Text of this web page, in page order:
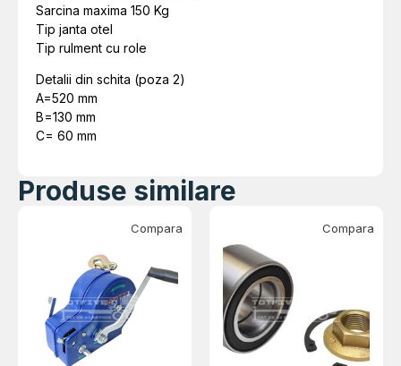
Sarcina maxima 150 Kg
Tip janta otel
Tip rulment cu role
Detalii din schita (poza 2)
A=520 mm
B=130 mm
C= 60 mm
Produse similare
Compara Compara